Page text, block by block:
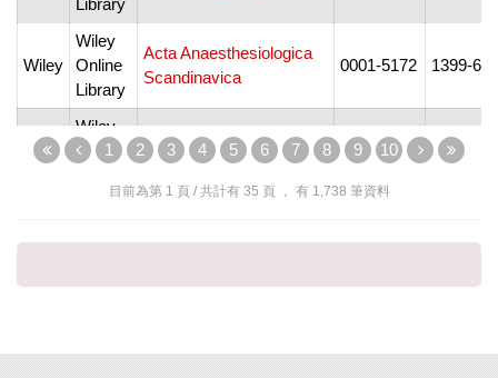
Library
Wiley
Wiley
Online
Library
Acta Anaesthesiologica
Scandinavica
0001-5172 1399-
Wiley
Wiley
Online
Acta Biochimica et
Biophysica Sinica
1672-9145 1745-
Library
Engineering and
1 2 3 4 5 6 7 8 9 10
目前為第 1 頁 / 共計有 35 頁 ， 有 1,738 筆資料